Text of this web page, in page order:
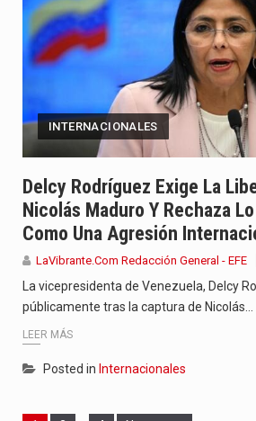
INTERNACIONALES
Delcy Rodríguez Exige La
Nicolás Maduro Y Rechaza
Como Una Agresión
LaVibrante.Com Redacción General - EFE
La vicepresidenta de Venezuela, Delcy
públicamente tras la captura de Nicolás…
LEER MÁS
Posted in Internacionales